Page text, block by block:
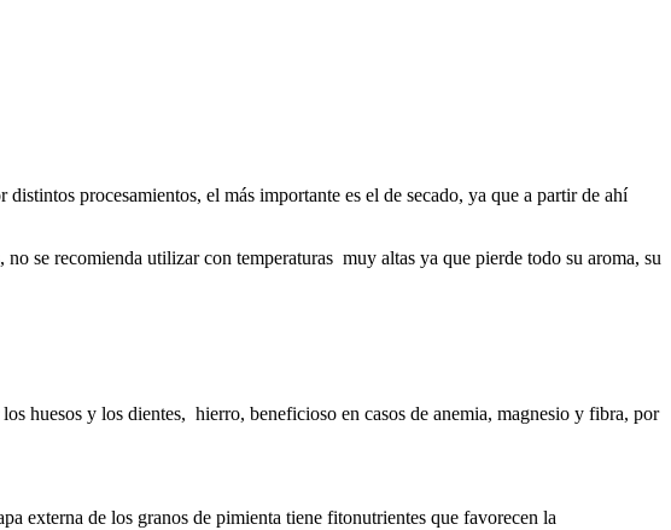
procesamientos, el más importante es el de secado, ya que a partir de ahí
se recomienda utilizar con temperaturas muy altas ya que pierde todo su aroma, su
huesos y los dientes, hierro, beneficioso en casos de anemia, magnesio y fibra, por
externa de los granos de pimienta tiene fitonutrientes que favorecen la